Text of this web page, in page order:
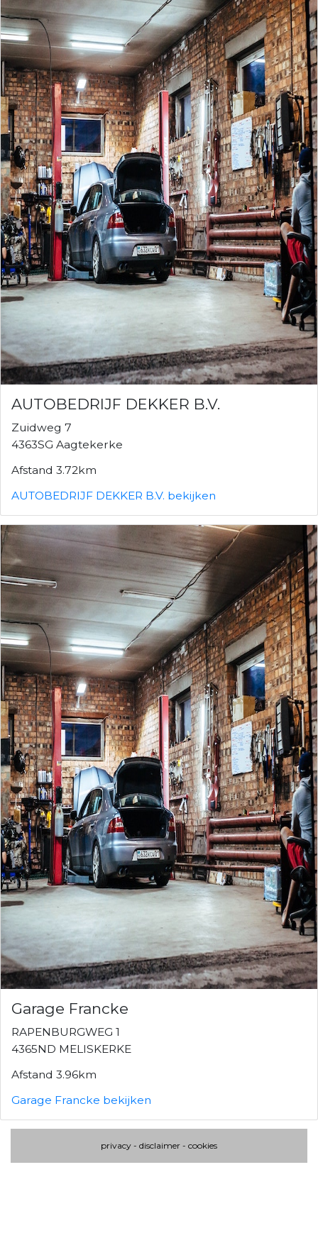
AUTOBEDRIJF DEKKER B.V.
Zuidweg 7
4363SG Aagtekerke
Afstand 3.72km
AUTOBEDRIJF DEKKER B.V. bekijken
Garage Francke
RAPENBURGWEG 1
4365ND MELISKERKE
Afstand 3.96km
Garage Francke bekijken
privacy - disclaimer - cookies